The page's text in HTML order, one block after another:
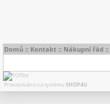
Domů :: Kontakt :: Nákupní řád ::
Provozováno na systému SHOP4U